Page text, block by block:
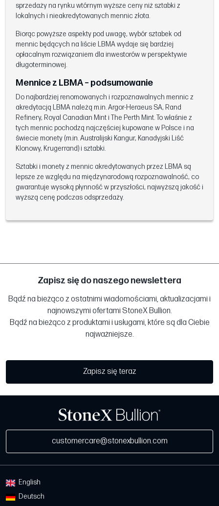
sprzedaży na rynku wtórnym wyższe ceny niż sztabki z
lokalnych i nieakredytowanych mennic złota.
Biorąc powyższe aspekty pod uwagę, wybór sztabek od
mennic będących na liście LBMA wydaje się bardziej
opłacalnym rozwiązaniem dla inwestorów w perspektywie
długoterminowej.
Mennice z LBMA – podsumowanie
Do najbardziej renomowanych i rozpoznawalnych mennic z
akredytacją LBMA należą m.in. Argor-Heraeus SA, Rand
Refinery, Royal Canadian Mint i The Perth Mint. To właśnie z
tych mennic pochodzą najczęściej kupowane w Polsce i na
świecie monety (m.in. Australijski Kangur, Kanadyjski Liść
Klonowy, Krugerrand) i sztabki.
Sztabki i monety z mennic akredytowanych przez LBMA są
lepsze ze względu na międzynarodową rozpoznawalność, co
gwarantuje wysoką płynność w przyszłości, najwyższą jakość i
wyższą cenę podczas odsprzedaży.
Zapisz się do naszego newslettera
Bądź na bieżąco z ostatnimi wiadomościami, aktualizacjami i
najnowszymi ofertami StoneX Bullion.
Bądź na bieżąco z produktami i usługami, które są dla Ciebie
najważniejsze.
Zapisz się teraz
customercare@stonexbullion.com
English
Deutsch